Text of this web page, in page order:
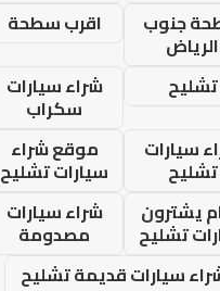
جنوب
الرياض
اقرب سطحة
تشليح
شراء سيارات
سكراب
سيارات
تشليح
موقع شراء
سيارات تشليح
يشترون
تشليح
شراء سيارات
مصدومة
سيارات قديمة تشليح